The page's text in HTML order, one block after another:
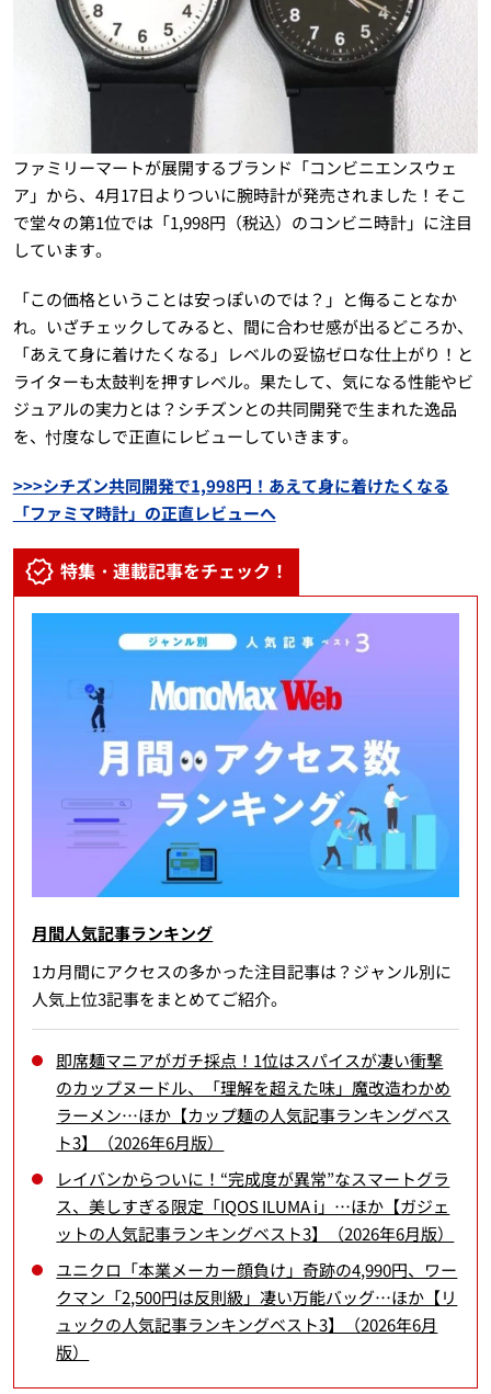
ファミリーマートが展開するブランド「コンビニエンスウェ
ア」から、4月17日よりついに腕時計が発売されました！そこ
で堂々の第1位では「1,998円（税込）のコンビニ時計」に注目
しています。
「この価格ということは安っぽいのでは？」と侮ることなか
れ。いざチェックしてみると、間に合わせ感が出るどころか、
「あえて身に着けたくなる」レベルの妥協ゼロな仕上がり！と
ライターも太鼓判を押すレベル。果たして、気になる性能やビ
ジュアルの実力とは？シチズンとの共同開発で生まれた逸品
を、忖度なしで正直にレビューしていきます。
>>>シチズン共同開発で1,998円！あえて身に着けたくなる
「ファミマ時計」の正直レビューへ
特集・連載記事をチェック！
月間人気記事ランキング
1カ月間にアクセスの多かった注目記事は？ジャンル別に
人気上位3記事をまとめてご紹介。
即席麺マニアがガチ採点！1位はスパイスが凄い衝撃
のカップヌードル、「理解を超えた味」魔改造わかめ
ラーメン…ほか【カップ麺の人気記事ランキングベス
ト3】（2026年6月版）
レイバンからついに！“完成度が異常”なスマートグラ
ス、美しすぎる限定「IQOS ILUMA i」…ほか【ガジェ
ットの人気記事ランキングベスト3】（2026年6月版）
ユニクロ「本業メーカー顔負け」奇跡の4,990円、ワー
クマン「2,500円は反則級」凄い万能バッグ…ほか【リ
ュックの人気記事ランキングベスト3】（2026年6月
版）